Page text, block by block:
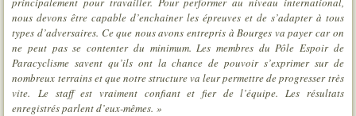
nous devons être capable d’enchainer les épreuves et de s’adapter à tous
types d’adversaires. Ce que nous avons entrepris à Bourges va payer car on
ne peut pas se contenter du minimum. Les membres du Pôle Espoir de
Paracyclisme savent qu’ils ont la chance de pouvoir s’exprimer sur de
nombreux terrains et que notre structure va leur permettre de progresser très
vite.Le staff est vraiment confiant et fier de l’équipe. Les résultats
enregistrés parlent d’eux-mêmes. »